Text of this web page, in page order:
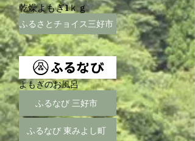
乾燥よもぎ1ｋｇ
ふるさとチョイス三好市
よもぎのお風呂
ふるなび 三好市
ふるなび 東みよし町